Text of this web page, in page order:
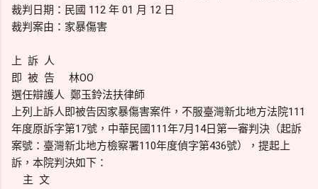
裁判日期：民國 112 年 01 月 12 日
裁判案由：家暴傷害
上 訴 人
即 被 告 林OO
選任辯護人 鄭玉鈴法扶律師
上列上訴人即被告因家暴傷害案件，不服臺灣新北地方法院111
年度原訴字第17號，中華民國111年7月14日第一審判決（起訴
案號：臺灣新北地方檢察署110年度偵字第436號），提起上
訴，本院判決如下：
主 文